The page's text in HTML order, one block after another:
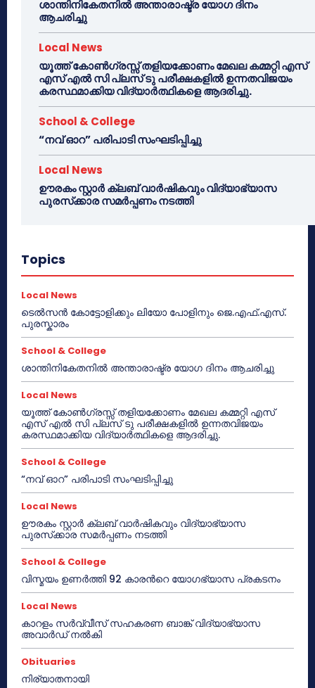
ശാന്തിനികേതനിൽ അന്താരാഷ്ട്ര യോഗ ദിനം
ആചരിച്ചു
Local News
യൂത്ത് കോൺഗ്രസ്സ് തളിയക്കോണം മേഖല കമ്മറ്റി എസ്
എസ് എൽ സി പ്ലസ് ടു പരീക്ഷകളിൽ ഉന്നതവിജയം
കരസ്ഥമാക്കിയ വിദ്യാർത്ഥികളെ ആദരിച്ചു.
School & College
“നവ് ഓറ” പരിപാടി സംഘടിപ്പിച്ചു
Local News
ഊരകം സ്റ്റാർ ക്ലബ് വാർഷികവും വിദ്യാഭ്യാസ
പുരസ്‌ക്കാര സമർപ്പണം നടത്തി
Topics
Local News
ടെൽസൻ കോട്ടോളിക്കും ലിയോ പോളിനും ജെ.എഫ്.എസ്.
പുരസ്കാരം
School & College
ശാന്തിനികേതനിൽ അന്താരാഷ്ട്ര യോഗ ദിനം ആചരിച്ചു
Local News
യൂത്ത് കോൺഗ്രസ്സ് തളിയക്കോണം മേഖല കമ്മറ്റി എസ്
എസ് എൽ സി പ്ലസ് ടു പരീക്ഷകളിൽ ഉന്നതവിജയം
കരസ്ഥമാക്കിയ വിദ്യാർത്ഥികളെ ആദരിച്ചു.
School & College
“നവ് ഓറ” പരിപാടി സംഘടിപ്പിച്ചു
Local News
ഊരകം സ്റ്റാർ ക്ലബ് വാർഷികവും വിദ്യാഭ്യാസ
പുരസ്‌ക്കാര സമർപ്പണം നടത്തി
School & College
വിസ്മയം ഉണർത്തി 92 കാരൻറെ യോഗഭ്യാസ പ്രകടനം
Local News
കാറളം സർവ്വീസ് സഹകരണ ബാങ്ക് വിദ്യാഭ്യാസ
അവാർഡ് നൽകി
Obituaries
നിര്യാതനായി